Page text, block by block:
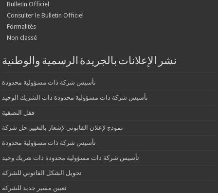
Bulletin Officiel
Consulter le Bulletin Officiel
Formalités
Non classé
نشر الإعلانات بالجريدة الرسمية والوطنية
تأسيس شركة ذات مسؤولية محدودة
تأسيس شركة ذات مسؤولية محدودة ذات الشريك الوحيد
قفل التصفية
نموذج لإعلان القانوني لإشعار بالتغيير حل شركة
تأسيس شركة ذات مسؤولية محدودة
تأسيس شركة ذات مسؤولية محدودة ذات شريك وحيد
تحويل الشكل القانوني للشركة
تعيين مسير جديد للشركة